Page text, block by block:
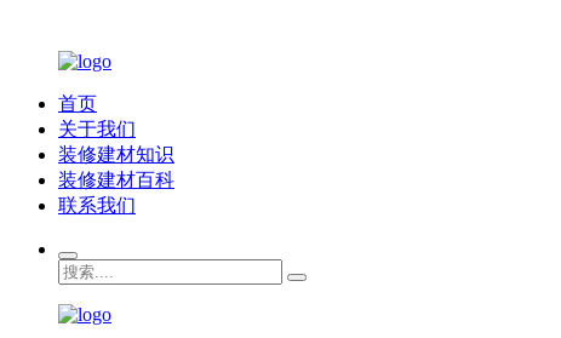
首页
关于我们
装修建材知识
装修建材百科
联系我们